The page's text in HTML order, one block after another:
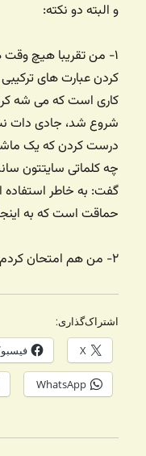
و البته دو نکته:
۱- من تقریبا هیچ
کردن عبارت های
کاری است که می شه
شروع شد، جادی دات
درست کردن که یک
چه کلماتی سایتتون
گفت: به خاطر
حماقت است که به
۲- من هم امتحان کردم. واقعا نمی رسه.
اشتراک‌گذاری:
X
WhatsApp